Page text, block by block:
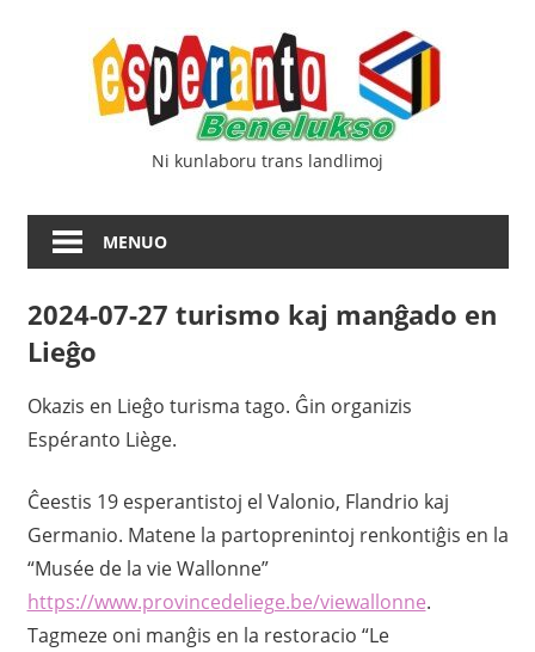
Ni kunlaboru trans landlimoj
MENUO
2024-07-27 turismo kaj manĝado en
Lieĝo
Okazis en Lieĝo turisma tago. Ĝin organizis
Espéranto Liège.
Ĉeestis 19 esperantistoj el Valonio, Flandrio kaj
Germanio. Matene la partoprenintoj renkontiĝis en la
“Musée de la vie Wallonne”
https://www.provincedeliege.be/viewallonne.
Tagmeze oni manĝis en la restoracio “Le